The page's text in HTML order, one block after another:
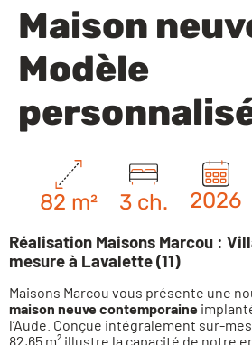
Maison
Modèle
82 m² 3 ch. 2026
Réalisation Maisons Marcou :
mesure à Lavalette (11)
Maisons Marcou vous présente une
maison neuve contemporaine
l’Aude. Conçue intégralement sur-
82,65 m² illustre la capacité de notre